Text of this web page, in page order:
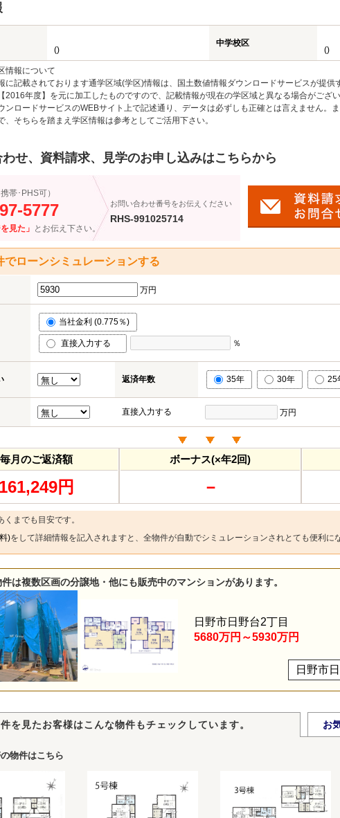
()
中学校区
()
情報について
に記載されております通学区域(学区)情報は、国土数値情報ダウンロードサービスが提
2016年度】を元に加工したものですので、記載情報が現在の学区域と異なる場合がござい
ンロードサービスのWEBサイト上で記述通り、データは必ずしも正確とは言えません。
、そちらを踏まえ学区情報は参考としてご活用下さい。
せ、資料請求、見学のお申し込みはこちらから
帯･PHS可）
5777
見た」 とお伝え下さい。
お問い合わせ番号をお伝えください
RHS-991025714
でローンシミュレーションする
万円
当社金利 (0.775％)
直接入力する ％
返済年数 35年 30年 25
直接入力する 万円
毎月のご返済額
161,249円
ボーナス(×年2回)
－
までも目安です。
)をして詳細情報を記入されますと、全物件が自動でシミュレーションされとても便利に
は複数区画の分譲地・他にも販売中のマンションがあります。
日野市
日野市日野台2丁目
5680万円～5930万円
を見たお客様はこんな物件もチェックしています。 お
物件はこちら